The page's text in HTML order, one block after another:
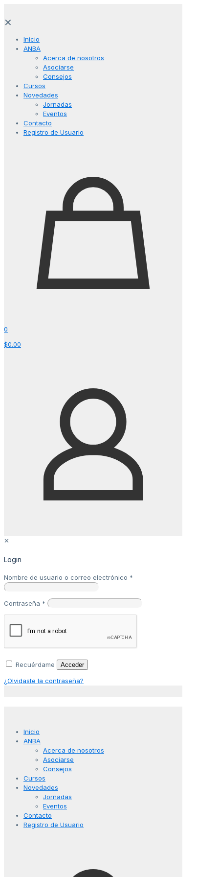
✕
Inicio
ANBA
Acerca de nosotros
Asociarse
Consejos
Cursos
Novedades
Jornadas
Eventos
Contacto
Registro de Usuario
0
$0.00
✕
Login
Nombre de usuario o correo electrónico *
Contraseña *
Recuérdame Acceder
¿Olvidaste la contraseña?
Inicio
ANBA
Acerca de nosotros
Asociarse
Consejos
Cursos
Novedades
Jornadas
Eventos
Contacto
Registro de Usuario